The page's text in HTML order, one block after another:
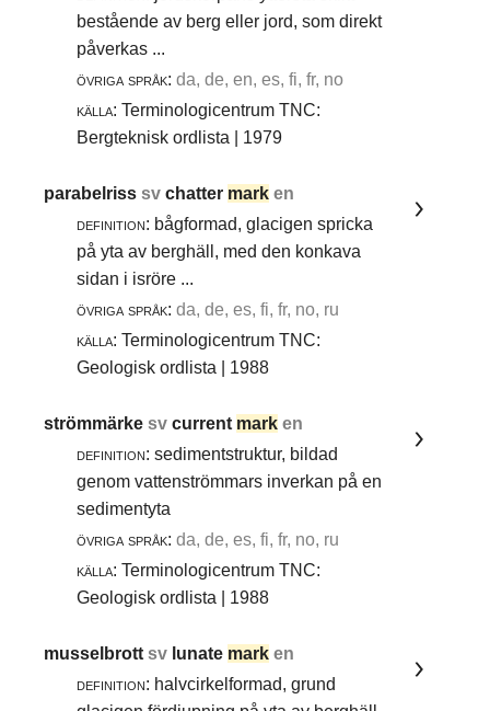
bestående av berg eller jord, som direkt
påverkas ...
övriga språk: da, de, en, es, fi, fr, no
källa: Terminologicentrum TNC:
Bergteknisk ordlista | 1979
parabelrisssvchatter mark en
definition: bågformad, glacigen spricka
på yta av berghäll, med den konkava
sidan i isröre ...
övriga språk: da, de, es, fi, fr, no, ru
källa: Terminologicentrum TNC:
Geologisk ordlista | 1988
strömmärkesvcurrent mark en
definition: sedimentstruktur, bildad
genom vattenströmmars inverkan på en
sedimentyta
övriga språk: da, de, es, fi, fr, no, ru
källa: Terminologicentrum TNC:
Geologisk ordlista | 1988
musselbrottsv lunate mark en
definition: halvcirkelformad, grund